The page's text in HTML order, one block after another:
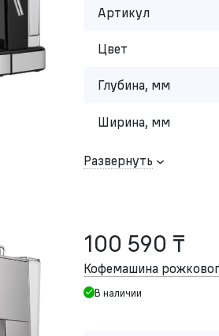
Артикул
Цвет
Глубина, мм
Ширина, мм
Развернуть
100 590 ₸
Кофемашина
В наличии